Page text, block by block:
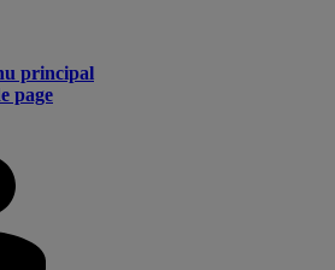
principal
page